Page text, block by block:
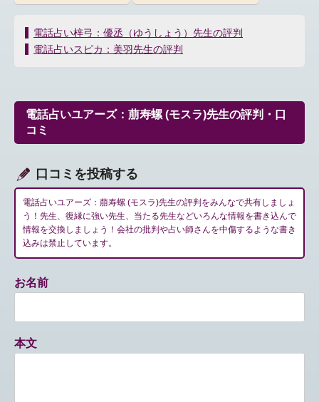
投
稿
ー
シ
電話占い梓弓：優丞（ゆうしょう）先生の評判
電話占いスピカ：美羽先生の評判
電話占いユアーズ：萠寿螺 (モスラ)先生の評判・口
コミ
口コミを投稿する
電話占いユアーズ：萠寿螺 (モスラ)先生の評判をみんなで共有しましょ
う！先生、復縁に強い先生、当たる先生などいろんな情報を書き込んで
情報を交換しましょう！会社の批判や占い師さんを中傷するような書き
込みは禁止しています。
お名前
本文